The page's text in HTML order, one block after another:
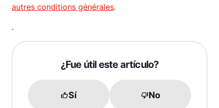
autres conditions générales.
.
¿Fue útil este artículo?
Sí No